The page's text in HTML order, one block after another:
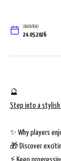
ОБНОВЛЕНО
24.05.2026
🔮
Step into a stylish
✨ Why players
🎁 Discover